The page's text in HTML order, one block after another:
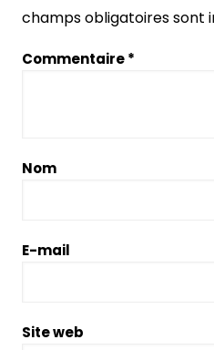
champs obligatoires sont
Commentaire*
Nom
E-mail
Site web